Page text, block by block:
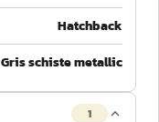
Hatchback
Gris schiste metallic
1